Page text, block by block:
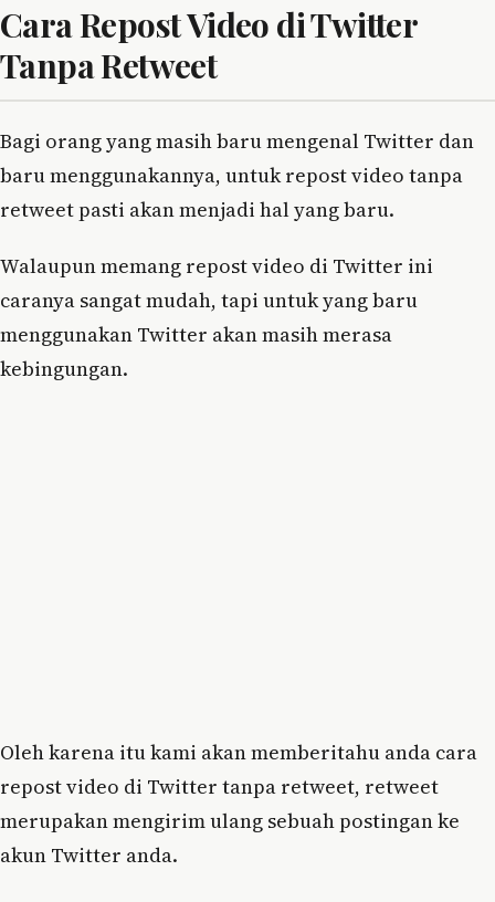
Cara Repost Video di Twitter
Tanpa Retweet
Bagi orang yang masih baru mengenal Twitter dan
baru menggunakannya, untuk repost video tanpa
retweet pasti akan menjadi hal yang baru.
Walaupun memang repost video di Twitter ini
caranya sangat mudah, tapi untuk yang baru
menggunakan Twitter akan masih merasa
kebingungan.
Oleh karena itu kami akan memberitahu anda cara
repost video di Twitter tanpa retweet, retweet
merupakan mengirim ulang sebuah postingan ke
akun Twitter anda.